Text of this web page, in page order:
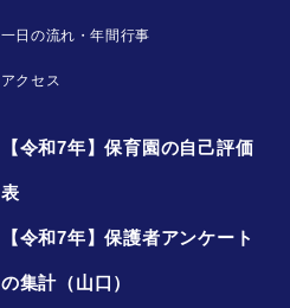
一日の流れ・年間行事
アクセス
【令和7年】保育園の自己評価
表
【令和7年】保護者アンケート
の集計（山口）